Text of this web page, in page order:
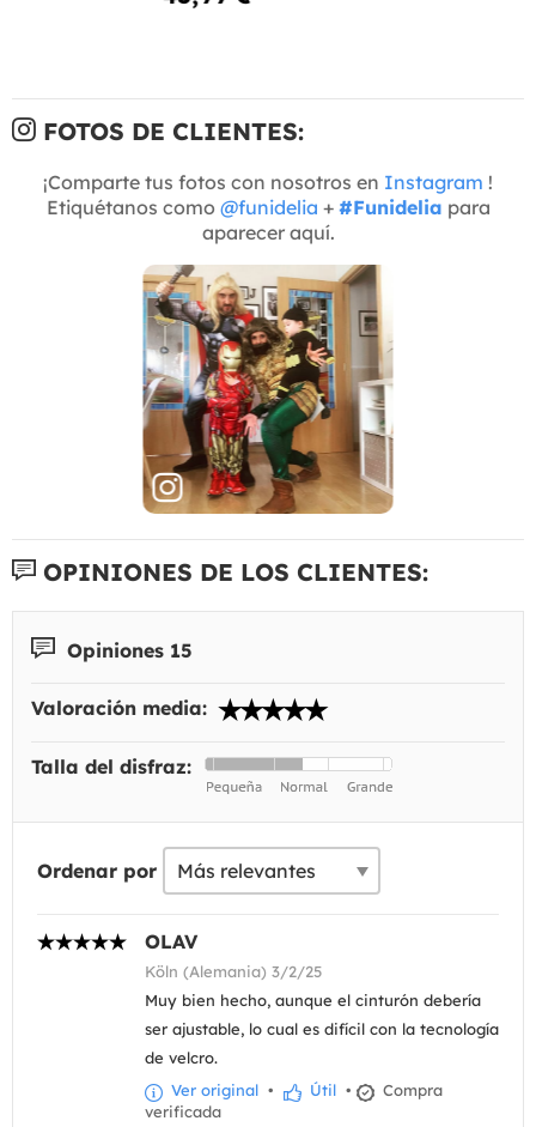
FOTOS DE CLIENTES:
¡Comparte tus fotos con nosotros en Instagram !
Etiquétanos como @funidelia + #Funidelia para
aparecer aquí.
OPINIONES DE LOS CLIENTES:
Opiniones 15
Valoración media:
Talla del disfraz:
Ordenar por
OLAV
Köln (Alemania) 3/2/25
Muy bien hecho, aunque el cinturón debería
ser ajustable, lo cual es difícil con la tecnología
de velcro.
Ver original • Útil •
Compra
verificada